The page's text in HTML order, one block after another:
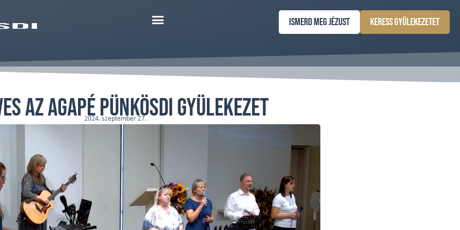
Ismerd meg Jézust Keress gyülekezetet
az Agapé Pünkösdi Gyülekezet
2024. szeptember 27.